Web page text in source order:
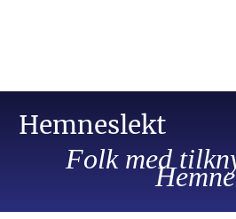
Hemneslekt
Folk med